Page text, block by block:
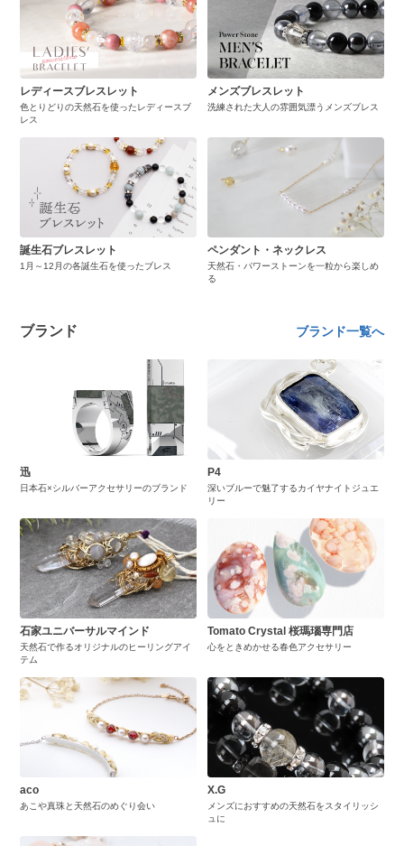
レディースブレスレット
色とりどりの天然石を使ったレディースブ
レス
メンズブレスレット
洗練された大人の雰囲気漂うメンズブレス
誕生石ブレスレット
1月～12月の各誕生石を使ったブレス
ペンダント・ネックレス
天然石・パワーストーンを一粒から楽しめ
る
ブランド ブランド一覧へ
迅
日本石×シルバーアクセサリーのブランド
P4
深いブルーで魅了するカイヤナイトジュエ
リー
石家ユニバーサルマインド
天然石で作るオリジナルのヒーリングアイ
テム
Tomato Crystal 桜瑪瑙専門店
心をときめかせる春色アクセサリー
aco
あこや真珠と天然石のめぐり会い
X.G
メンズにおすすめの天然石をスタイリッシ
ュに